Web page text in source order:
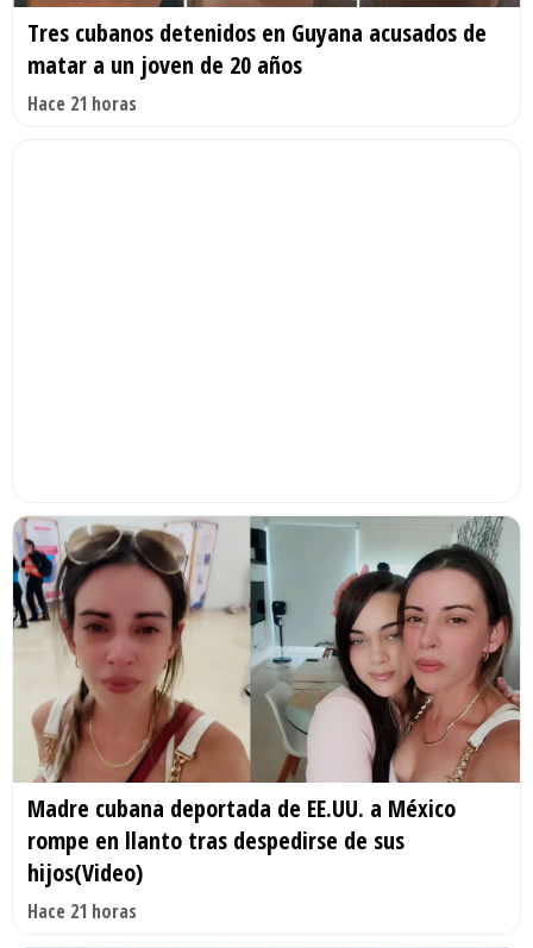
Tres cubanos detenidos en Guyana acusados de
matar a un joven de 20 años
Hace 21 horas
Madre cubana deportada de EE.UU. a México
rompe en llanto tras despedirse de sus
hijos(Video)
Hace 21 horas